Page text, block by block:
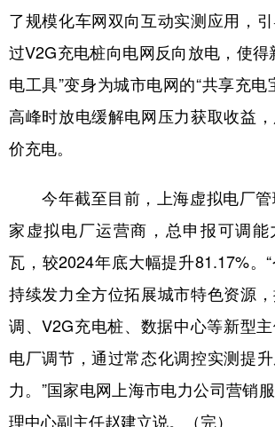
了规模化车网双向互动实测应用，
过V2G充电桩向电网反向放电，使得
电工具”变身为城市电网的“共享充电
高峰时放电缓解电网压力获取收益
价充电。
今年截至目前，上海虚拟电厂管
家虚拟电厂运营商，总申报可调能
瓦，较2024年底大幅提升81.17%。
持续发力全方位拓展城市特色资源
调、V2G充电桩、数据中心等新型
电厂调节，通过常态化调控实测提
力。”国家电网上海市电力公司营销
理中心副主任赵建立说。（完）